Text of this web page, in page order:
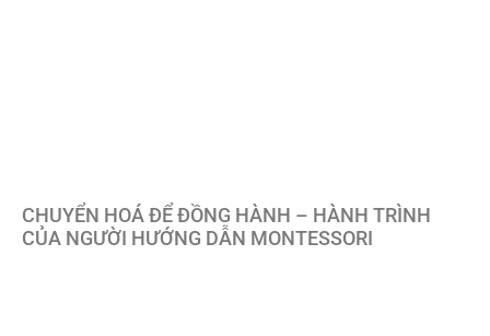
CHUYỂN HOÁ ĐỂ ĐỒNG HÀNH – HÀNH TRÌNH
CỦA NGƯỜI HƯỚNG DẪN MONTESSORI